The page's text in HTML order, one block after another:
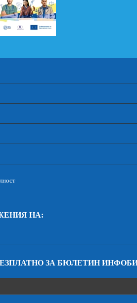
НА:
ЗА БЮЛЕТИН